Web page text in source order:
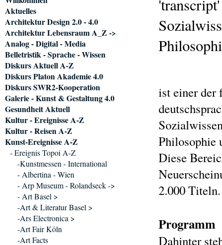
ist einer der
Philosophie
Diese
2.000 Titeln.
Programm
Dahinter
überspringen
Aktuelles
Architektur Design 2.0 - 4.0
Architektur Lebensraum A_Z ->
Analog - Digital - Media
Belletristik - Sprache - Wissen
Diskurs Aktuell A-Z
Diskurs Platon Akademie 4.0
Diskurs SWR2-Kooperation
Galerie - Kunst & Gestaltung 4.0
Gesundheit Aktuell
Kultur - Ereignisse A-Z
Kultur - Reisen A-Z
Kunst-Ereignisse A-Z
- Ereignis Topoi A-Z
-Kunstmessen - International
- Albertina - Wien
- Arp Museum - Rolandseck ->
- Art Basel >
-Art & Literatur Basel >
-Ars Electronica >
-Art Fair Köln
-Art Facts